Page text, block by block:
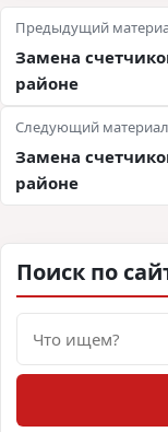
Навигация
Предыдущий
Замена
районе
Следующий материал
Замена
районе
Поиск по